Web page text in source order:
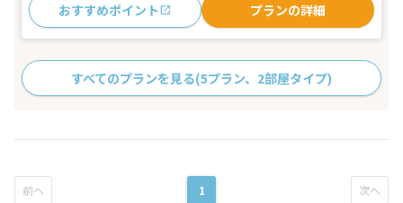
おすすめポイント プランの詳細
すべてのプランを見る(5プラン、2部屋タイプ)
1